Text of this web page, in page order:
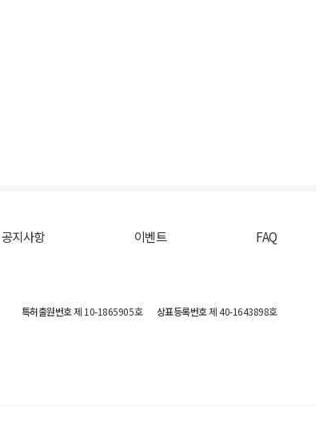
공지사항 이벤트 FAQ
특허출원번호제 10-1865905호 상표등록번호제 40-1643898호